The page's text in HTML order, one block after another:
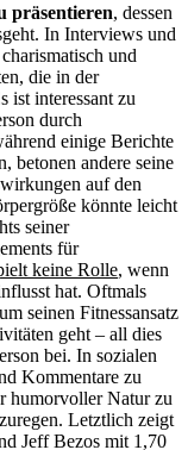
präsentieren, dessen
In Interviews und
und
die in der
ist interessant zu
durch
einige Berichte
betonen andere seine
auf den
könnte leicht
seiner
für
keine Rolle, wenn
hat. Oftmals
seinen Fitnessansatz
geht – all dies
bei. In sozialen
Kommentare zu
humorvoller Natur zu
Letztlich zeigt
Jeff Bezos mit 1,70